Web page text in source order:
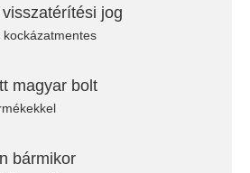
jog
kockázatmentes
magyar bolt
bármikor